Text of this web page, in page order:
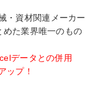
・資材関連メーカー
た業界唯一のもの
データとの併用
ップ！